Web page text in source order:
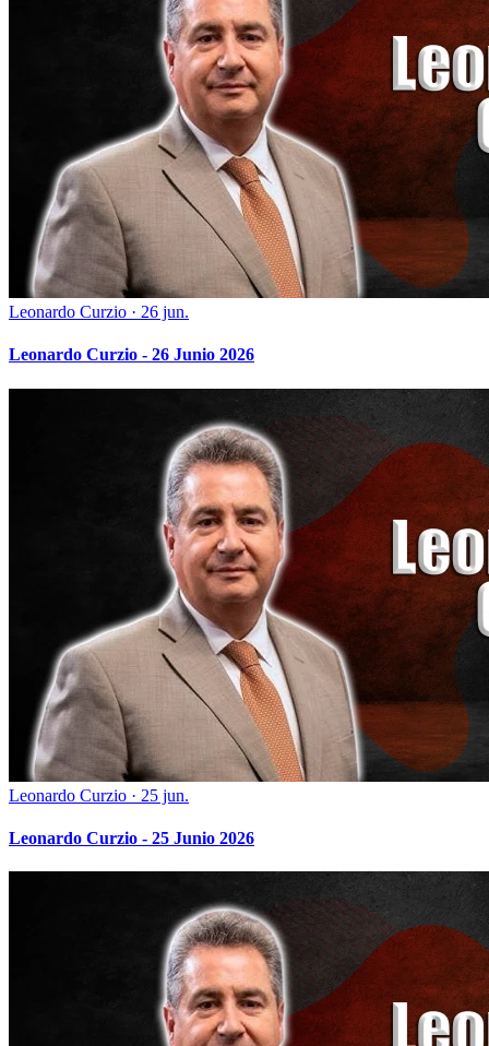
Leonardo Curzio · 26 jun.
Leonardo Curzio - 26 Junio 2026
Leonardo Curzio · 25 jun.
Leonardo Curzio - 25 Junio 2026